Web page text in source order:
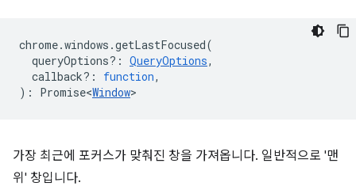
chrome.windows .getLastFocused(
queryOptions? : QueryOptions,
callback? : function,
) : Promise<Window>
가장 최근에 포커스가 맞춰진 창을 가져옵니다. 일반적으로 '맨
위' 창입니다.